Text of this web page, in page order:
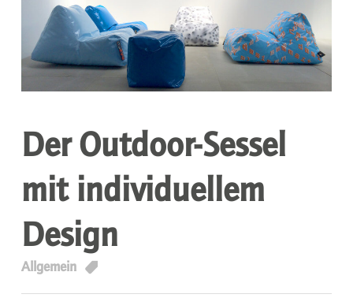
Der Outdoor-Sessel
mit individuellem
Design
Allgemein T